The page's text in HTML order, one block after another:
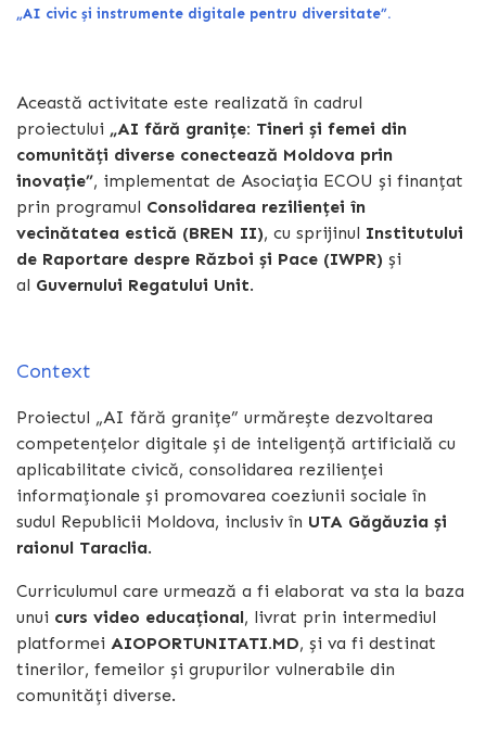
„AI civic și instrumente digitale pentru diversitate”.
Această activitate este realizată în cadrul
proiectului „AI fără granițe: Tineri și femei din
comunități diverse conectează Moldova prin
inovație”, implementat de Asociația ECOU și finanțat
prin programul Consolidarea rezilienței în
vecinătatea estică (BREN II), cu sprijinul Institutului
de Raportare despre Război și Pace (IWPR) și
al Guvernului Regatului Unit.
Context
Proiectul „AI fără granițe” urmărește dezvoltarea
competențelor digitale și de inteligență artificială cu
aplicabilitate civică, consolidarea rezilienței
informaționale și promovarea coeziunii sociale în
sudul Republicii Moldova, inclusiv în UTA Găgăuzia și
raionul Taraclia.
Curriculumul care urmează a fi elaborat va sta la baza
unui curs video educațional, livrat prin intermediul
platformei AIOPORTUNITATI.MD, și va fi destinat
tinerilor, femeilor și grupurilor vulnerabile din
comunități diverse.